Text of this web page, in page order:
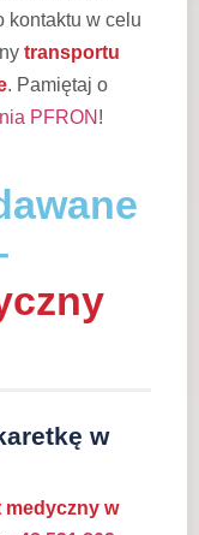
kontaktu w celu
transportu
. Pamiętaj o
PFRON !
w
w